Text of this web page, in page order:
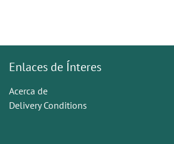
Enlaces de Ínteres
Acerca de
Delivery Conditions